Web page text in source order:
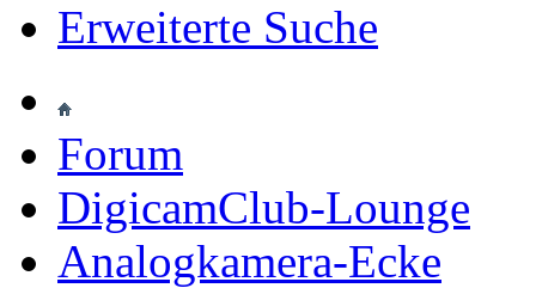
Erweiterte Suche
Forum
DigicamClub-Lounge
Analogkamera-Ecke